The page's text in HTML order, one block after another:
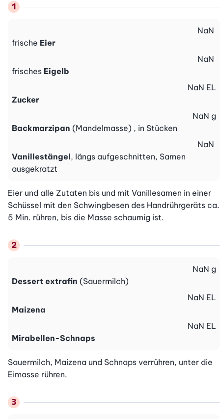
frische Eier
NaN
frisches Eigelb
NaN
Zucker
NaN EL
Backmarzipan (Mandelmasse) , in Stücken
NaN g
Vanillestängel, längs aufgeschnitten, Samen
ausgekratzt
NaN
Eier und alle Zutaten bis und mit Vanillesamen in einer
Schüssel mit den Schwingbesen des Handrührgeräts ca.
5 Min. rühren, bis die Masse schaumig ist.
Dessert extrafin (Sauermilch)
NaN g
Maizena
NaN EL
Mirabellen-Schnaps
NaN EL
Sauermilch, Maizena und Schnaps verrühren, unter die
Eimasse rühren.